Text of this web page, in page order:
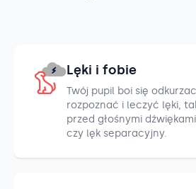
Lęki i fobie
Twój pupil boi się
rozpoznać i leczyć lęki,
przed głośnymi
czy lęk separacyjny.